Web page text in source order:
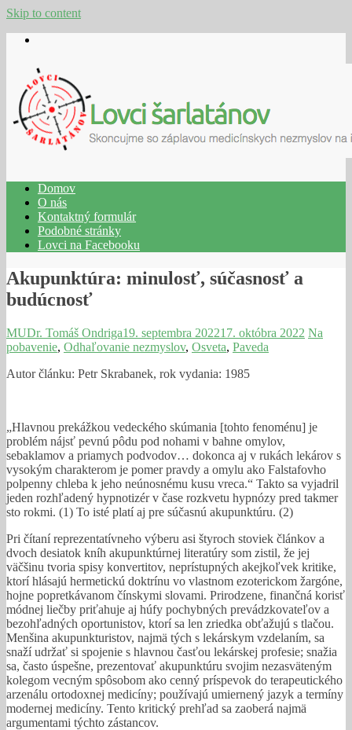
Skip to content
Domov
O nás
Kontaktný formulár
Podobné stránky
Lovci na Facebooku
Akupunktúra: minulosť, súčasnosť a
budúcnosť
MUDr. Tomáš Ondriga19. septembra 202217. októbra 2022 Na
pobavenie, Odhaľovanie nezmyslov, Osveta, Paveda
Autor článku: Petr Skrabanek, rok vydania: 1985
„Hlavnou prekážkou vedeckého skúmania [tohto fenoménu] je
problém nájsť pevnú pôdu pod nohami v bahne omylov,
sebaklamov a priamych podvodov… dokonca aj v rukách lekárov s
vysokým charakterom je pomer pravdy a omylu ako Falstafovho
polpenny chleba k jeho neúnosnému kusu vreca.“ Takto sa vyjadril
jeden rozhľadený hypnotizér v čase rozkvetu hypnózy pred takmer
sto rokmi. (1) To isté platí aj pre súčasnú akupunktúru. (2)
Pri čítaní reprezentatívneho výberu asi štyroch stoviek článkov a
dvoch desiatok kníh akupunktúrnej literatúry som zistil, že jej
väčšinu tvoria spisy konvertitov, neprístupných akejkoľvek kritike,
ktorí hlásajú hermetickú doktrínu vo vlastnom ezoterickom žargóne,
hojne popretkávanom čínskymi slovami. Prirodzene, finančná korisť
módnej liečby priťahuje aj húfy pochybných prevádzkovateľov a
bezohľadných oportunistov, ktorí sa len zriedka obťažujú s tlačou.
Menšina akupunkturistov, najmä tých s lekárskym vzdelaním, sa
snaží udržať si spojenie s hlavnou časťou lekárskej profesie; snažia
sa, často úspešne, prezentovať akupunktúru svojim nezasväteným
kolegom vecným spôsobom ako cenný príspevok do terapeutického
arzenálu ortodoxnej medicíny; používajú umiernený jazyk a termíny
modernej medicíny. Tento kritický prehľad sa zaoberá najmä
argumentami týchto zástancov.